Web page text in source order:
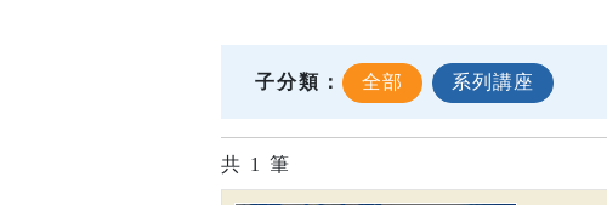
子分類： 全部 系列講座
共 1 筆